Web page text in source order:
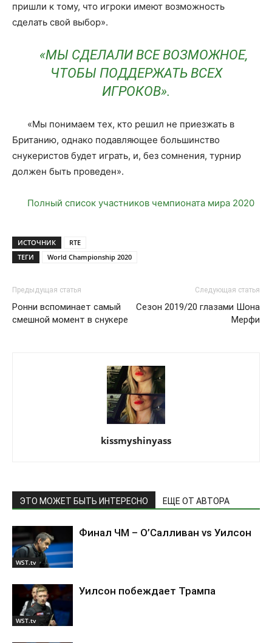
пришли к тому, что игроки имеют возможность
сделать свой выбор».
«МЫ СДЕЛАЛИ ВСЕ ВОЗМОЖНОЕ,
ЧТОБЫ ПОДДЕРЖАТЬ ВСЕХ
ИГРОКОВ».
«Мы понимаем тех, кто решил не приезжать в
Британию, однако подавляющее большинство
снукеристов будет играть, и, без сомнения, турнир
должен быть проведен».
Полный список участников чемпионата мира 2020
ИСТОЧНИК
RTE
ТЕГИ
World Championship 2020
Предыдущая статья
Ронни вспоминает самый
смешной момент в снукере
Следующая статья
Сезон 2019/20 глазами Шона
Мерфи
kissmyshinyass
ЭТО МОЖЕТ БЫТЬ ИНТЕРЕСНО ЕЩЕ ОТ АВТОРА
WST.tv
Финал ЧМ – О’Салливан vs Уилсон
WST.tv
Уилсон побеждает Трампа